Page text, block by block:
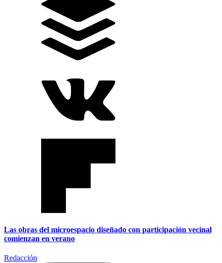
Las obras del microespacio diseñado con participación vecinal
comienzan en verano
Redacción